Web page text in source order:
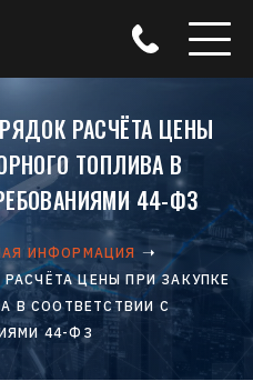
РАСЧЁТА ЦЕНЫ
ТОПЛИВА В
44-ФЗ
ИНФОРМАЦИЯ
ЦЕНЫ ПРИ ЗАКУПКЕ
В СООТВЕТСТВИИ С
44-ФЗ